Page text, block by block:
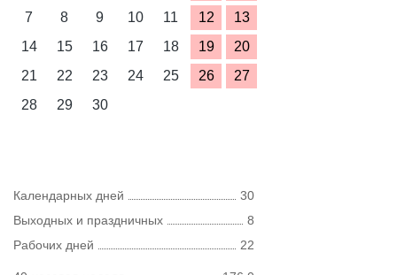
7
8 9 10 11 12
13
14
15 16 17 18 19
20
21
22 23 24 25 26
27
28
29 30
Календарных дней
30
Выходных и праздничных
8
Рабочих дней
22